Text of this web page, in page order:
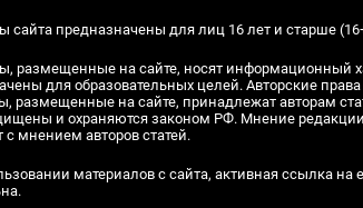
сайта предназначены для лиц 16 лет и старше
размещенные на сайте, носят информационный
для образовательных целей. Авторские
размещенные на сайте, принадлежат авторам
и охраняются законом РФ. Мнение
с мнением авторов статей.
материалов с сайта, активная ссылка на